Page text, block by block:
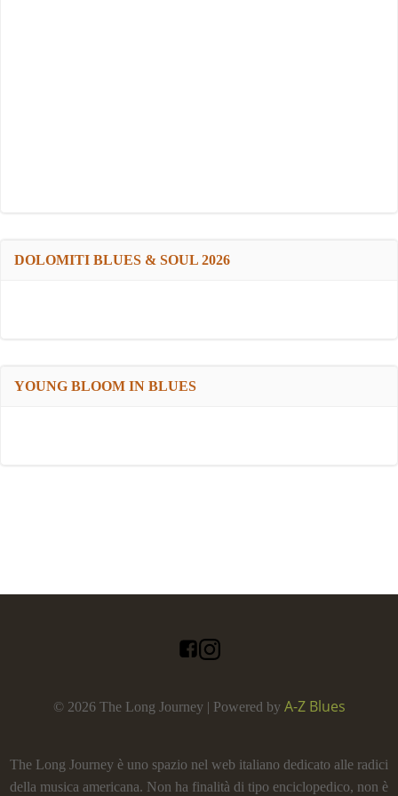
DOLOMITI BLUES & SOUL 2026
YOUNG BLOOM IN BLUES
© 2026 The Long Journey | Powered by A-Z Blues
The Long Journey è uno spazio nel web italiano dedicato alle radici
della musica americana. Non ha finalità di tipo enciclopedico, non è